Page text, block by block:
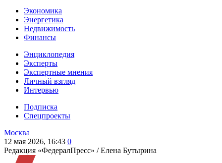
Экономика
Энергетика
Недвижимость
Финансы
Энциклопедия
Эксперты
Экспертные мнения
Личный взгляд
Интервью
Подписка
Спецпроекты
Москва
12 мая 2026, 16:43 0
Редакция «ФедералПресс» /Елена Бутырина